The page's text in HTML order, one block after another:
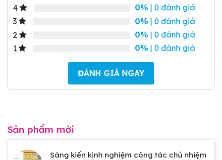
4
0% | 0 đánh giá
3
0% | 0 đánh giá
2
0% | 0 đánh giá
1
0% | 0 đánh giá
ĐÁNH GIÁ NGAY
Sản phẩm mới
Sáng kiến kinh nghiệm công tác chủ nhiệm